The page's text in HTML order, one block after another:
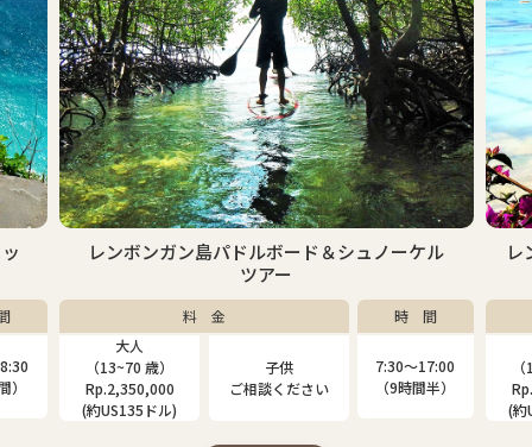
）
レンボンガン島パドルボード＆シュノーケル
ツアー
料 金
大人
（13~70 歳）
Rp.2,350,000
(約US135ドル)
子供
ご相談ください
時 間
7:30〜17:00
（9時間半）
レ
(約